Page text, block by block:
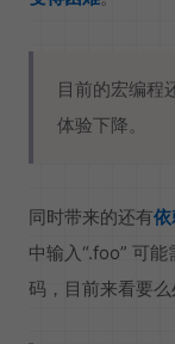
目前的宏编程
体验下降。
同时带来的还有
中输入“.foo” 可
码，目前来看要么